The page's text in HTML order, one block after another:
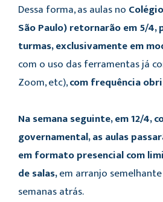
Dessa forma, as aulas no
São Paulo) retornarão em 5/4,
turmas, exclusivamente em
com o uso das ferramentas já
Zoom, etc),com frequência
Na semana seguinte, em 12/4,
governamental, as aulas
em formato presencial com
de salas,em arranjo
semanas atrás.